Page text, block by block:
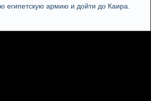
египетскую армию и дойти до Каира.